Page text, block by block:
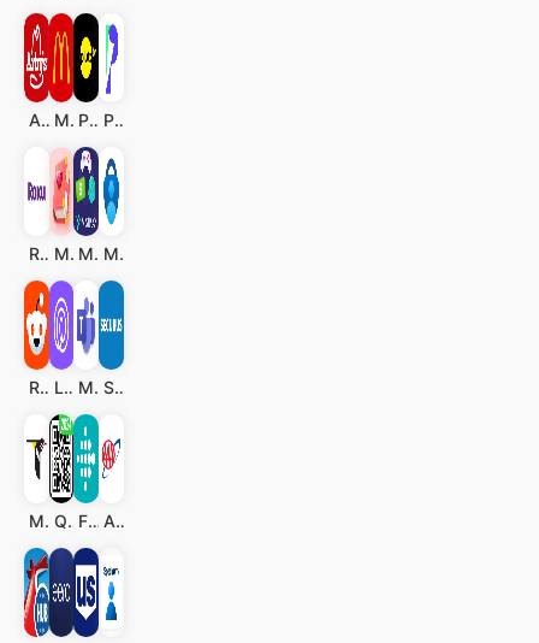
Arby's Fast Food Sandwiches McDonald's Pluto TV - TV, Filme & Serien PDF Pro - Reader & Maker
Roku My Diary - Diary With Lock MISTPLAY: Spiele für Belohnung Microsoft Authenticator
Reddit Life360: Standort teilen Microsoft Teams Securus Mobile
Merlin Bird ID von Cornell Lab QR Code Scanner (Deutsch) Fitbit AAA Mobile